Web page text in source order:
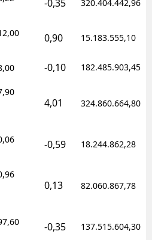
-0,35 320.404.442,96
0,90 15.183.555,10
-0,10 182.485.903,45
4,01 324.860.664,80
-0,59 18.244.862,28
0,13 82.060.867,78
-0,35 137.515.604,30